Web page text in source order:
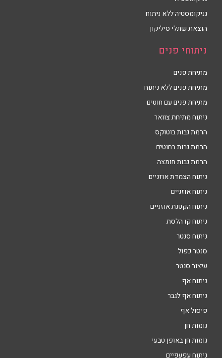
גניקומסטיה ללא ניתוח
הוצאת שתלי סיליקון
ניתוחי פנים
מתיחת פנים
מתיחת פנים ללא ניתוח
מתיחת פנים עם חוטים
ניתוח מתיחת צוואר
הרמת גבות בוטוקס
הרמת גבות בחוטים
הרמת גבות חומצה
ניתוח הצמדת אוזניים
ניתוח אוזניים
ניתוח הקטנת אוזניים
ניתוח קו הלסת
ניתוח סנטר
סנטר כפול
עיצוב סנטר
ניתוח אף
ניתוח אף לגבר
פיסול אף
גומות חן
גומות חן באופן טבעי
ניתוח עפעפיים